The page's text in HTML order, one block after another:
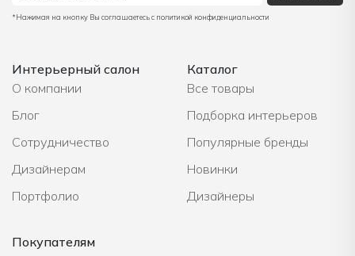
Интерьерный салон
О компании
Блог
Сотрудничество
Дизайнерам
Портфолио
Каталог
Все товары
Подборка интерьеров
Популярные бренды
Новинки
Дизайнеры
Покупателям
*Нажимая на кнопку Вы соглашаетесь с политикой конфиденциальности